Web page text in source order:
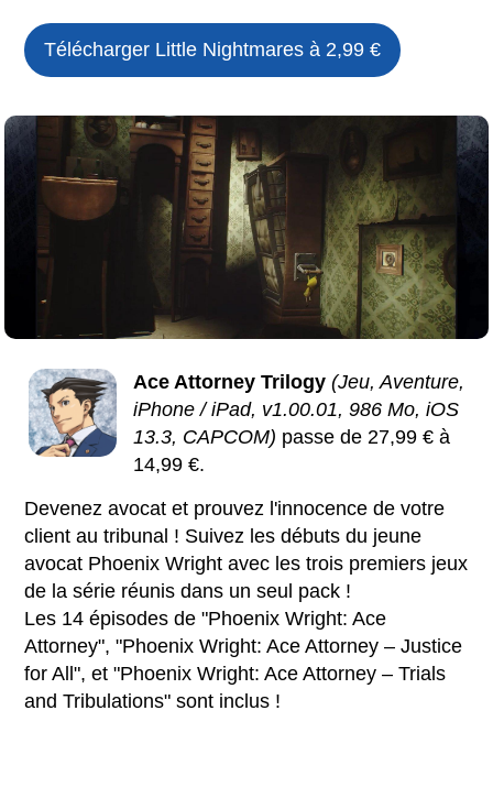
Télécharger Little Nightmares à 2,99 €
Ace Attorney Trilogy (Jeu, Aventure,
iPhone / iPad, v1.00.01, 986 Mo, iOS
13.3, CAPCOM) passe de 27,99 € à
14,99 €.
Devenez avocat et prouvez l'innocence de votre
client au tribunal ! Suivez les débuts du jeune
avocat Phoenix Wright avec les trois premiers jeux
de la série réunis dans un seul pack !
Les 14 épisodes de "Phoenix Wright: Ace
Attorney", "Phoenix Wright: Ace Attorney – Justice
for All", et "Phoenix Wright: Ace Attorney – Trials
and Tribulations" sont inclus !